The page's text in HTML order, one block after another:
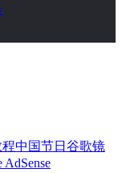
中国节日 谷歌镜
AdSense